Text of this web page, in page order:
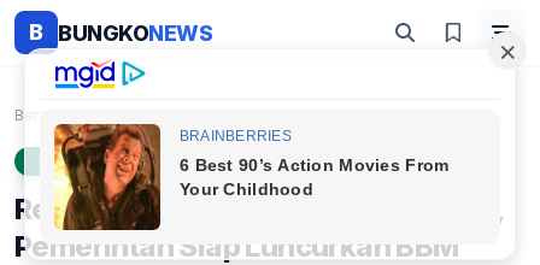
B BUNGKONEWS
Beranda
EKONOMI
Resmi! Harga BBM Nonsubsidi Naik,
Pemerintah Siap Luncurkan BBM